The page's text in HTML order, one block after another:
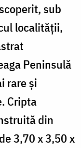
sub
localităţii,
Peninsulă
rare şi
Cripta
din
3,70 x 3,50 x